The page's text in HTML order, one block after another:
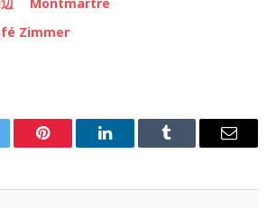
辺 Montmartre
Zimmer
Pinterest LinkedInTumblr Email